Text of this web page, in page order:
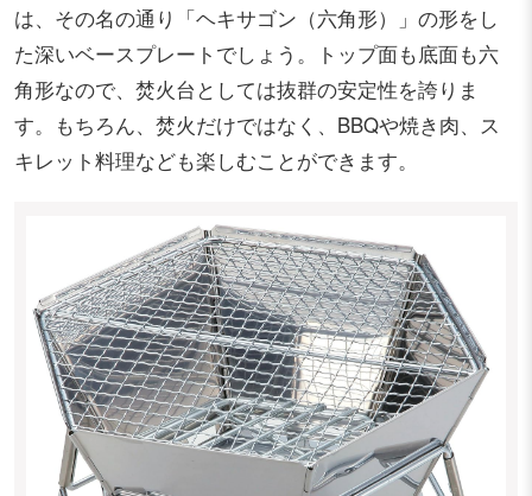
は、その名の通り「ヘキサゴン（六角形）」の形をし
た深いベースプレートでしょう。トップ面も底面も六
角形なので、焚火台としては抜群の安定性を誇りま
す。もちろん、焚火だけではなく、BBQや焼き肉、ス
キレット料理なども楽しむことができます。